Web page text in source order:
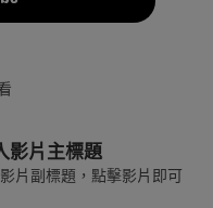
影片主標題
片副標題，點擊影片即可